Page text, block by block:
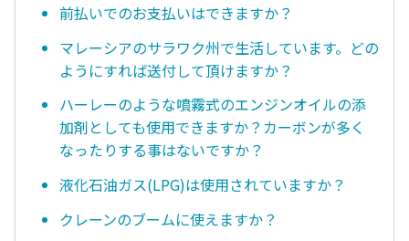
前払いでのお支払いはできますか？
マレーシアのサラワク州で生活しています。どの
ようにすれば送付して頂けますか？
ハーレーのような噴霧式のエンジンオイルの添
加剤としても使用できますか？カーボンが多く
なったりする事はないですか？
液化石油ガス(LPG)は使用されていますか？
クレーンのブームに使えますか？